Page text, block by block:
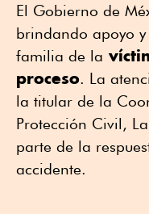
El Gobierno de
brindando apoyo
familia de la
proceso. La
la titular de la
Protección Civil,
parte de la
accidente.